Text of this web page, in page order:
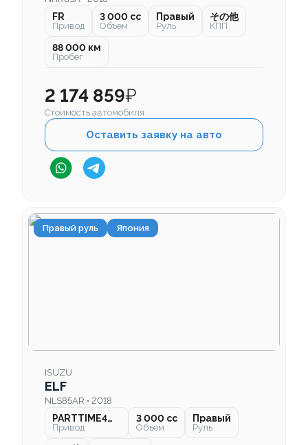
FR
Привод
3 000 cc
Объем
Правый
Руль
その他
КПП
88 000 км
Пробег
2 174 859₽
Стоимость автомобиля
Оставить заявку на авто
Правый руль Япония
ISUZU
ELF
NLS85AR • 2018
PARTTIME4WD
Привод
3 000 cc
Объем
Правый
Руль